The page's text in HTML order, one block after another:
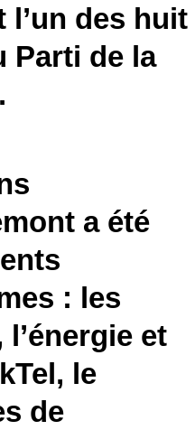
l’un des huit
Parti de la
a été
: les
et
le
de